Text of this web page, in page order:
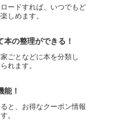
ードすれば、いつでもど
しめます。
本の整理ができる！
ごとなどに本を分類し
れます。
能！
と、お得なクーポン情報
。